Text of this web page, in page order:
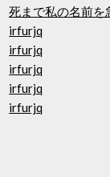
死まで私の名前を
irfurjq
irfurjq
irfurjq
irfurjq
irfurjq